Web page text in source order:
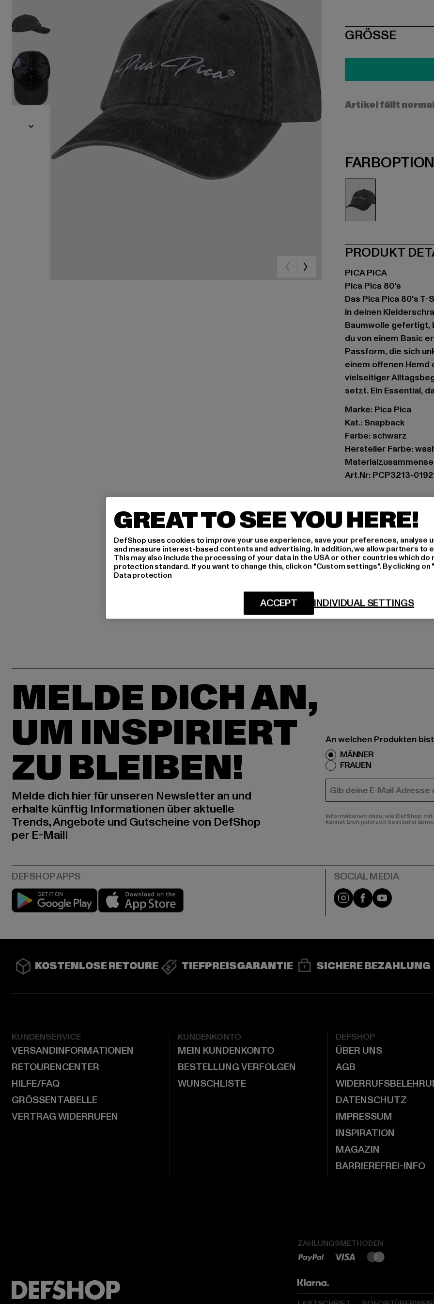
SIZE
GRÖSSE
Artikel fällt
PRODUKT
PICA PICA
Pica Pica 80's
Das Pica Pica 80's
in deinen
Baumwolle gefertigt,
du von einem Basic
Passform, die sich
einem offenen
vielseitiger
setzt. Ein Essential,
Marke: Pica Pica
Kat.: Snapback
Farbe: schwarz
Hersteller Farbe:
Art.Nr: PCP3213-
Hersteller: The Mad
Hollefeldstraße 16 |
GRÖSSE
MELDE DICH AN,
UM INSPIRIERT
ZU BLEIBEN!
Melde dich hier für unseren Newsletter an und
erhalte künftig Informationen über aktuelle
Trends, Angebote und Gutscheine von DefShop
per E-Mail!
An welchen Produkten
MÄNNER
FRAUEN
E-MAIL
Informationen dazu, wie DefShop
kannst Dich jederzeit kostenfei
Play market Instagram
FacebookYouTube
KOSTENLOSE RETOURE TIEFPREISGARANTIE SICHERE BEZAHLUNG
KUNDENSERVICE
VERSANDINFORMATIONEN
RETOURENCENTER
HILFE/FAQ
GRÖSSENTABELLE
VERTRAG WIDERRUFEN
KUNDENKONTO
MEIN KUNDENKONTO
BESTELLUNG VERFOLGEN
WUNSCHLISTE
DEFSHOP
ÜBER UNS
AGB
DATENSCHUTZ
IMPRESSUM
INSPIRATION
MAGAZIN
BARRIEREFREI-INFO
ZAHLUNGSMETHODEN
GREAT TO SEE YOU HERE!
DefShop uses cookies to improve your use experience, save your preferences, analyse
and measure interest-based contents and advertising. In addition, we allow partners to
This may also include the processing of your data in the USA or other countries which do
protection standard. If you want to change this, click on "Custom settings". By clicking
Data protection
INDIVIDUAL SETTINGS
ACCEPT